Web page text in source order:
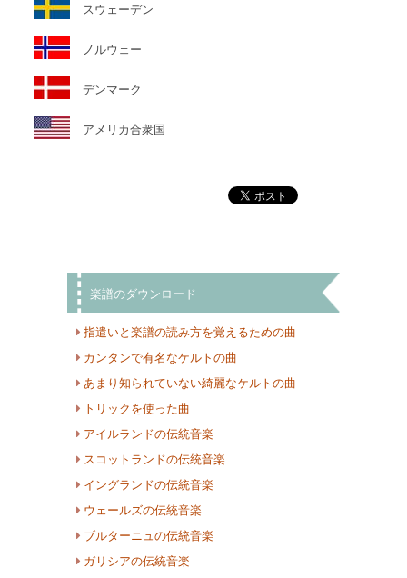
スウェーデン
ノルウェー
デンマーク
アメリカ合衆国
楽譜のダウンロード
指遣いと楽譜の読み方を覚えるための曲
カンタンで有名なケルトの曲
あまり知られていない綺麗なケルトの曲
トリックを使った曲
アイルランドの伝統音楽
スコットランドの伝統音楽
イングランドの伝統音楽
ウェールズの伝統音楽
ブルターニュの伝統音楽
ガリシアの伝統音楽